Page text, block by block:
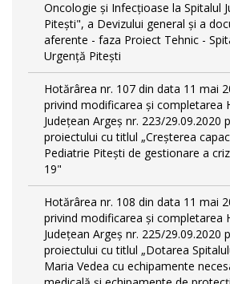
Oncologie și Infecțioase la Spitalul
Pitești", a Devizului general și a
aferente - faza Proiect Tehnic -
Urgență Pitești
Hotărârea nr. 107 din data 11 mai
privind modificarea și completarea
Județean Argeș nr. 223/29.09.2020
proiectului cu titlul „Creșterea
Pediatrie Pitești de gestionare a
19"
Hotărârea nr. 108 din data 11 mai
privind modificarea și completarea
Județean Argeș nr. 225/29.09.2020
proiectului cu titlul „Dotarea
Maria Vedea cu echipamente